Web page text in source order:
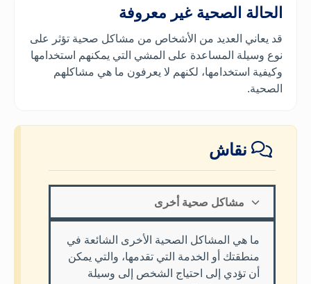
الحالة الصحية غير معروفة
قد يعاني العديد من الأشخاص من مشاكل صحية تؤثر على
نوع وسيلة المساعدة على المشي التي يمكنهم استخدامها
وكيفية استخدامها، لكنهم لا يعرفون ما هي مشاكلهم
الصحية.
نقاش
مشاكل صحية أخرى
ما هي المشاكل الصحية الأخرى الشائعة في
منطقتك أو الخدمة التي تقدمها، والتي يمكن
أن تؤدي إلى احتياج الشخص إلى وسيلة